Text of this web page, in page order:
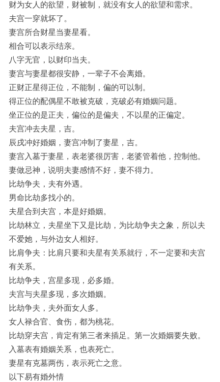
财为女人的欲望，财被制，就没有女人的欲望和需求。
夫宫一穿就坏了。
妻宫所合财星当妻星看。
相合可以表示结亲。
八字无官，以财印当夫。
妻宫与妻星都很安静，一辈子不会离婚。
正财正星得正位，不能制，偏的可以制。
得正位的配偶星不敢被克破，克破必有婚姻问题。
坐正位的是正夫，偏位的是偏夫，不以星的正偏定。
夫宫冲去夫星，吉。
辰戌冲好婚姻，妻宫冲制了妻星，吉。
妻宫入墓于妻星，表老婆很厉害，老婆管着他，控制他。
妻做忌神，说明夫妻感情不好，妻不得力。
比劫争夫，夫有外遇。
男命比劫多找小的。
夫星合到夫宫，本是好婚姻。
比劫林立，夫星坐下又是比劫，为比劫争夫之象，所以夫
不爱她，与外边女人相好。
比肩争夫：比肩只要和夫星有关系就行，不一定要和夫宫
有关系。
比劫争夫，宫星多现，必多婚。
夫宫与夫星多现，多次婚姻。
比劫争夫，夫外面女人多。
女人禄合官、食伤，都为桃花。
比劫穿夫宫，肯定有第三者来插足。第一次婚姻要失败。
入墓表有婚姻关系，也表死亡。
妻星有克墓两伤，表示死亡之意。
以下易有婚外情